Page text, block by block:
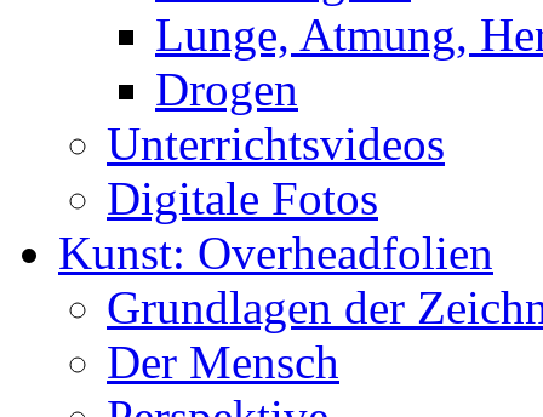
Lunge, Atmung,
Drogen
Unterrichtsvideos
Digitale Fotos
Kunst: Overheadfolien
Grundlagen der
Der Mensch